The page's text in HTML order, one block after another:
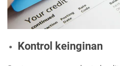
Kontrol keinginan